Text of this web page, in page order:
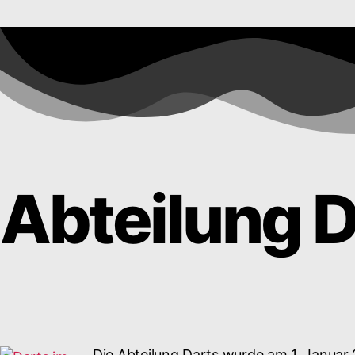
Abteilung